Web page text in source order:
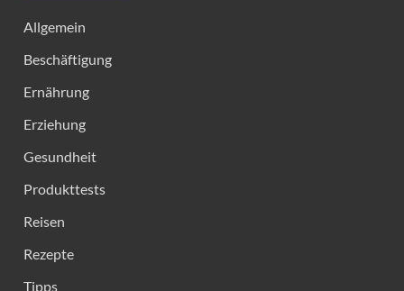
Allgemein
Beschäftigung
Ernährung
Erziehung
Gesundheit
Produkttests
Reisen
Rezepte
Tipps